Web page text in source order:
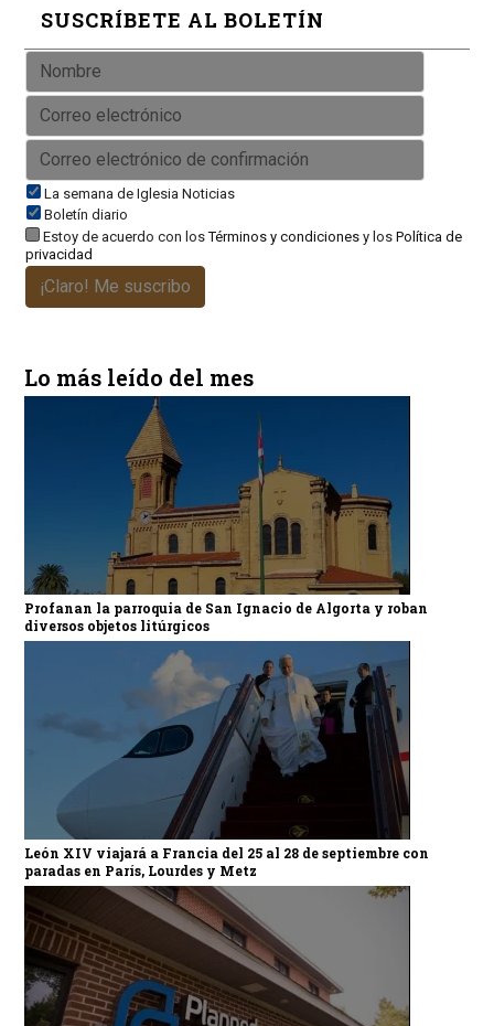
SUSCRÍBETE AL BOLETÍN
La semana de Iglesia Noticias
Boletín diario
Estoy de acuerdo con losTérminos y condicionesy los Política de
privacidad
¡Claro! Me suscribo
Lo más leído del mes
Profanan la parroquia de San Ignacio de Algorta y roban
diversos objetos litúrgicos
León XIV viajará a Francia del 25 al 28 de septiembre con
paradas en París, Lourdes y Metz